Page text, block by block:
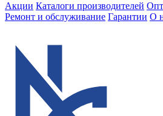
Акции Каталоги производителей
Ремонт и обслуживание Гарантии О